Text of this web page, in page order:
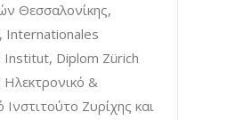
Θεσσαλονίκης,
Internationales
Institut, Diplom Zürich
Ηλεκτρονικό &
Ινστιτούτο Ζυρίχης και